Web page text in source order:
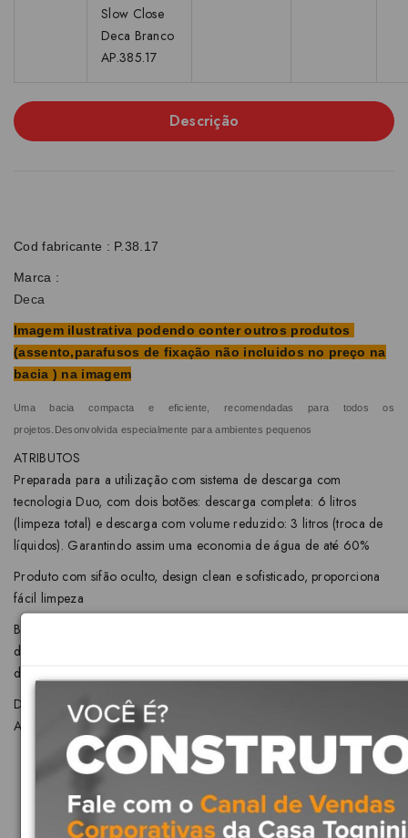
Slow Close
Deca Branco
AP.385.17
Descrição
Cod fabricante : P.38.17
Marca :
Deca
Imagem ilustrativa podendo conter outros produtos
(assento,parafusos de fixação não incluidos no preço na
bacia ) na imagem
Uma bacia compacta e eficiente, recomendadas para todos os
projetos.Desonvolvida especialmente para ambientes pequenos
ATRIBUTOS
Preparada para a utilização com sistema de descarga com
tecnologia Duo, com dois botões: descarga completa: 6 litros
(limpeza total) e descarga com volume reduzido: 3 litros (troca de
líquidos). Garantindo assim uma economia de água de até 60%
Produto com sifão oculto, design clean e sofisticado, proporciona
fácil limpeza
Bacia com consumo de somente 6 litros por fluxo, ótimo
desempenho, efetuando a limpeza completa, sempre na primeira
descarga.
DIMENSÕES
Altura: 400 | Comprimento: 555 | Largura: 400